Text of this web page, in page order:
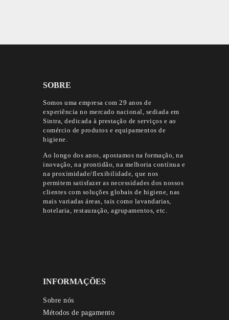
SOBRE
Somos uma empresa com 29 anos de
experiência no mercado nacional, sediada em
Sintra, dedicada à prestação de serviços e ao
comércio de produtos e equipamentos de
higiene.
Ao longo dos anos, apostamos na formação, na
inovação, na prontidão, na melhoria contínua e
na proximidade/flexibilidade, que nos
permitem satisfazer as necessidades dos nossos
clientes com soluções globais de higiene, nas
mais variadas áreas, tais como lavandarias,
hotelaria, restauração, agrupamentos, etc.
INFORMAÇÕES
Sobre nós
Métodos de pagamento